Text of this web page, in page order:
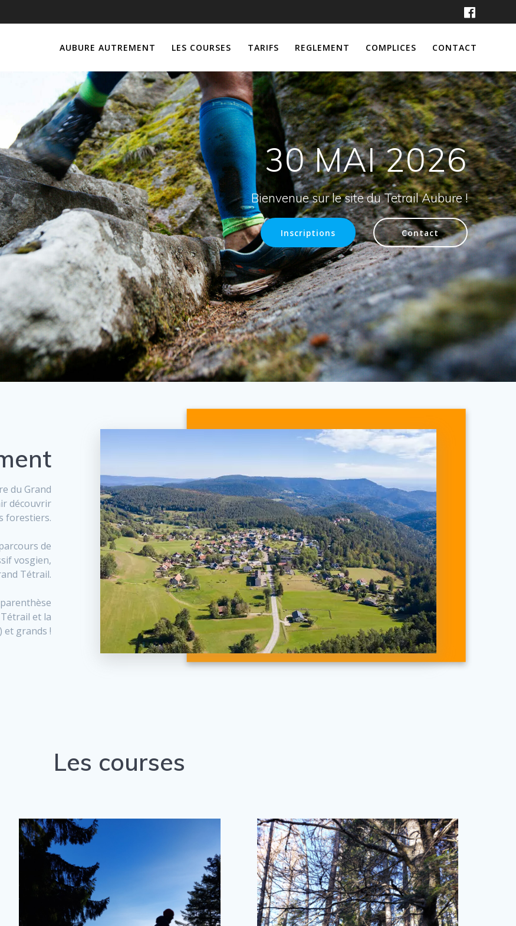
AUBURE AUTREMENT LES COURSES TARIFS REGLEMENT COMPLICES CONTACT
30 MAI 2026
Bienvenue sur le site du Tetrail Aubure !
Inscriptions Contact
du Grand
découvrir
forestiers.
de
vosgien,
Tétrail.
et la
et grands !
Les courses